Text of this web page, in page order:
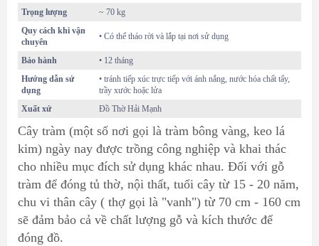
Trọng lượng
~ 70 kg
Quy cách khi vận
chuyển
• Có thể tháo rời và lắp tại nơi sử dụng
Bảo hành
• 12 tháng
Hướng dẫn sử
dụng
• tránh tiếp xúc trực tiếp với ánh nắng, nước hóa chất tẩy,
trầy xước hoặc lửa
Xuất xứ
Đồ Thờ Hải Mạnh
Cây tràm (một số nơi gọi là tràm bông vàng, keo lá
kim) ngày nay được trồng công nghiệp và khai thác
cho nhiều mục đích sử dụng khác nhau. Đối với gỗ
tràm để đóng tủ thờ, nội thất, tuổi cây từ 15 - 20 năm,
chu vi thân cây ( thợ gọi là "vanh") từ 70 cm - 160 cm
sẽ đảm bảo cả về chất lượng gỗ và kích thước để
đóng đồ.